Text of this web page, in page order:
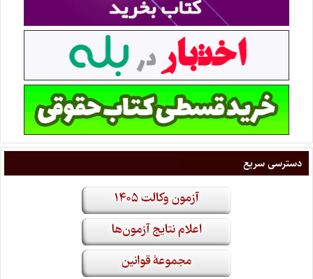
دسترسی سریع